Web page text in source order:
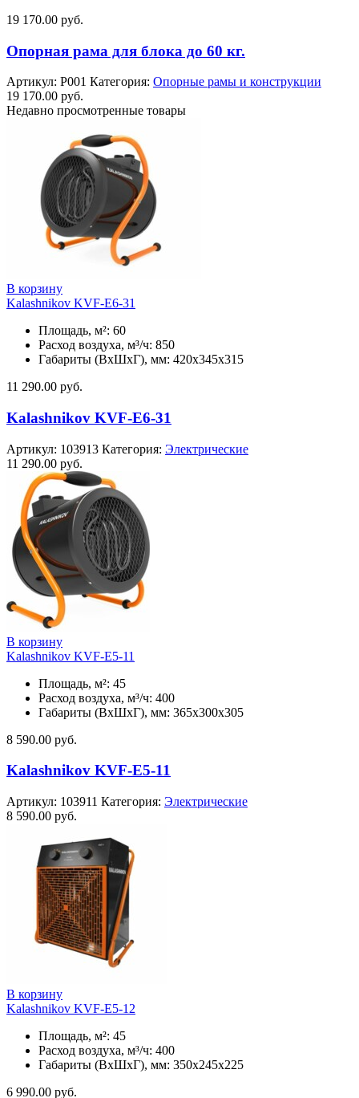
19 170.00 руб.
Опорная рама для блока до 60 кг.
Артикул: Р001 Категория: Опорные рамы и конструкции
19 170.00 руб.
Недавно просмотренные товары
В корзину
Kalashnikov KVF-E6-31
Площадь, м²: 60
Расход воздуха, м³/ч: 850
Габариты (ВхШхГ), мм: 420x345x315
11 290.00 руб.
Kalashnikov KVF-E6-31
Артикул: 103913 Категория: Электрические
11 290.00 руб.
В корзину
Kalashnikov KVF-E5-11
Площадь, м²: 45
Расход воздуха, м³/ч: 400
Габариты (ВхШхГ), мм: 365x300x305
8 590.00 руб.
Kalashnikov KVF-E5-11
Артикул: 103911 Категория: Электрические
8 590.00 руб.
В корзину
Kalashnikov KVF-E5-12
Площадь, м²: 45
Расход воздуха, м³/ч: 400
Габариты (ВхШхГ), мм: 350x245x225
6 990.00 руб.